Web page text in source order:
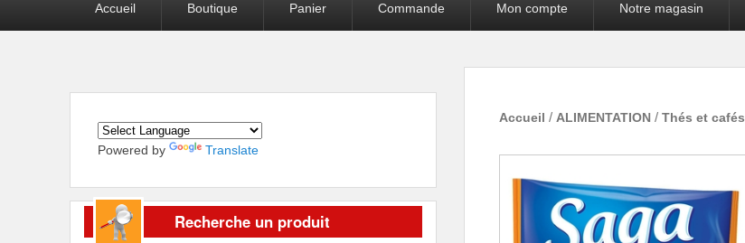
Accueil Boutique Panier Commande Mon compte Notre magasin
Accueil / ALIMENTATION / Thés et cafés
Powered by Translate
Recherche un produit